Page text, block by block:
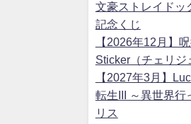
文豪ストレイドッ
記念くじ
【2026年12月】
Sticker（チェリジ
【2027年3月】
転生III ～異世界行
リス